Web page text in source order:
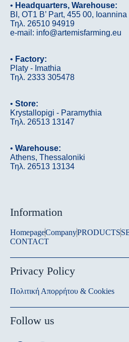
• Headquarters, Warehouse:
ΒΙ, OΤ1 B’ Part, 455 00, Ioannina
Τηλ. 26510 94919
e-mail: info@artemisfarming.eu
• Factory:
Platy - Imathia
Τηλ. 2333 305478
• Store:
Krystallopigi - Paramythia
Τηλ. 26513 13147
• Warehouse:
Athens, Thessaloniki
Τηλ. 26513 13134
Information
HomepageCompanyPRODUCTS
CONTACT
Privacy Policy
Πολιτική Απορρήτου & Cookies
Follow us